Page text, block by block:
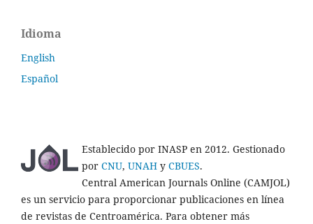
Idioma
English
Español
Establecido por INASP en 2012. Gestionado
por CNU, UNAH y CBUES.
Central American Journals Online (CAMJOL)
es un servicio para proporcionar publicaciones en línea
de revistas de Centroamérica. Para obtener más